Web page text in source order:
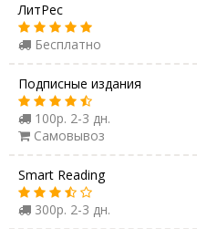
ЛитРес
Бесплатно
Подписные издания
100р. 2-3 дн.
Самовывоз
Smart Reading
300р. 2-3 дн.